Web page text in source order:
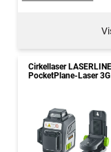
Cirkellaser
PocketPlane-Laser 3G